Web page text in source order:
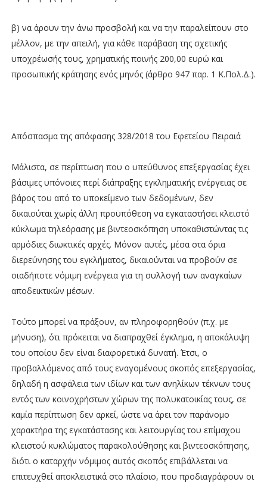
β) να άρουν την άνω προσβολή και να την παραλείπουν στο
μέλλον, με την απειλή, για κάθε παράβαση της σχετικής
υποχρέωσής τους, χρηματικής ποινής 200,00 ευρώ και
προσωπικής κράτησης ενός μηνός (άρθρο 947 παρ. 1 Κ.Πολ.Δ.).
Απόσπασμα της απόφασης 328/2018 του Εφετείου Πειραιά
Μάλιστα, σε περίπτωση που ο υπεύθυνος επεξεργασίας έχει
βάσιμες υπόνοιες περί διάπραξης εγκληματικής ενέργειας σε
βάρος του από το υποκείμενο των δεδομένων, δεν
δικαιούται χωρίς άλλη προϋπόθεση να εγκαταστήσει κλειστό
κύκλωμα τηλεόρασης με βιντεοσκόπηση υποκαθιστώντας τις
αρμόδιες διωκτικές αρχές. Μόνον αυτές, μέσα στα όρια
διερεύνησης του εγκλήματος, δικαιούνται να προβούν σε
οιαδήποτε νόμιμη ενέργεια για τη συλλογή των αναγκαίων
αποδεικτικών μέσων.
Τούτο μπορεί να πράξουν, αν πληροφορηθούν (π.χ. με
μήνυση), ότι πρόκειται να διαπραχθεί έγκλημα, η αποκάλυψη
του οποίου δεν είναι διαφορετικά δυνατή. Έτσι, ο
προβαλλόμενος από τους εναγομένους σκοπός επεξεργασίας,
δηλαδή η ασφάλεια των ιδίων και των ανηλίκων τέκνων τους
εντός των κοινοχρήστων χώρων της πολυκατοικίας τους, σε
καμία περίπτωση δεν αρκεί, ώστε να άρει τον παράνομο
χαρακτήρα της εγκατάστασης και λειτουργίας του επίμαχου
κλειστού κυκλώματος παρακολούθησης και βιντεοσκόπησης,
διότι ο καταρχήν νόμιμος αυτός σκοπός επιβάλλεται να
επιτευχθεί αποκλειστικά στο πλαίσιο, που προδιαγράφουν οι